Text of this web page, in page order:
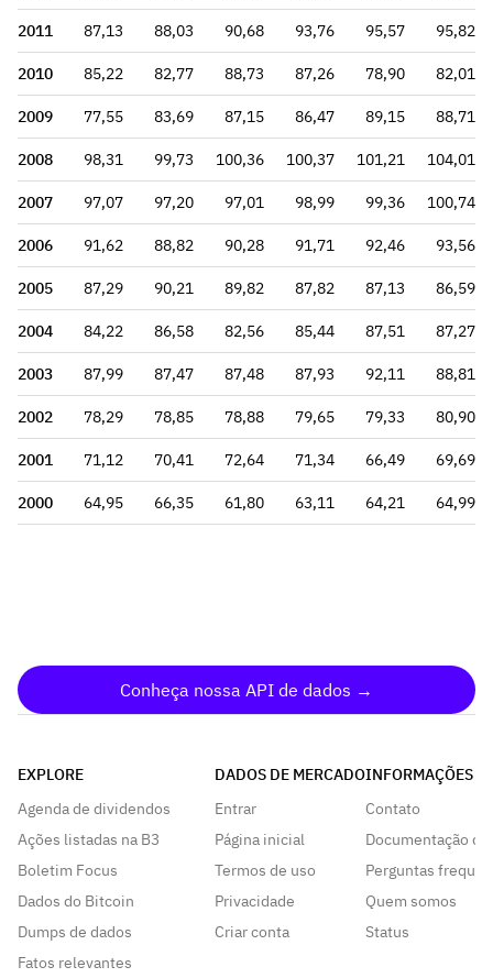
2011 87,13 88,03 90,68 93,76 95,57 95,82
2010 85,22 82,77 88,73 87,26 78,90 82,01
2009 77,55 83,69 87,15 86,47 89,15 88,71
2008 98,31 99,73 100,36 100,37 101,21 104,01
2007 97,07 97,20 97,01 98,99 99,36 100,74
2006 91,62 88,82 90,28 91,71 92,46 93,56
2005 87,29 90,21 89,82 87,82 87,13 86,59
2004 84,22 86,58 82,56 85,44 87,51 87,27
2003 87,99 87,47 87,48 87,93 92,11 88,81
2002 78,29 78,85 78,88 79,65 79,33 80,90
2001 71,12 70,41 72,64 71,34 66,49 69,69
2000 64,95 66,35 61,80 63,11 64,21 64,99
Conheça nossa API de dados →
EXPLORE
Agenda de dividendos
Ações listadas na B3
Boletim Focus
Dados do Bitcoin
Dumps de dados
Fatos relevantes
DADOS DE MERCADO
Entrar
Página inicial
Termos de uso
Privacidade
Criar conta
INFORMAÇÕES
Contato
Documentação da
Perguntas
Quem somos
Status